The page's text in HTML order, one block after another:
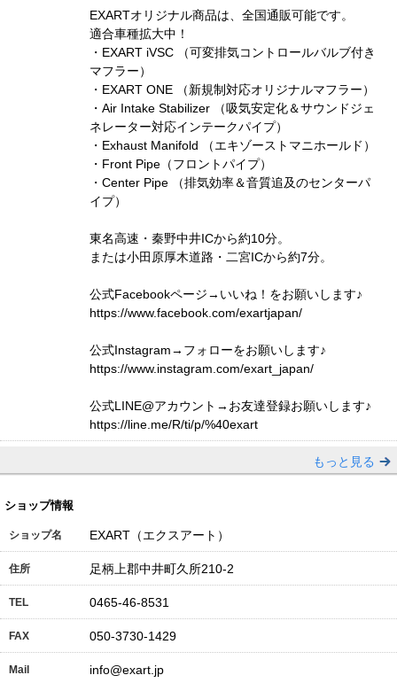
EXARTオリジナル商品は、全国通販可能です。
適合車種拡大中！
・EXART iVSC （可変排気コントロールバルブ付き
マフラー）
・EXART ONE （新規制対応オリジナルマフラー）
・Air Intake Stabilizer （吸気安定化＆サウンドジェ
ネレーター対応インテークパイプ）
・Exhaust Manifold （エキゾーストマニホールド）
・Front Pipe（フロントパイプ）
・Center Pipe （排気効率＆音質追及のセンターパ
イプ）
東名高速・秦野中井ICから約10分。
または小田原厚木道路・二宮ICから約7分。
公式Facebookページ→いいね！をお願いします♪
https://www.facebook.com/exartjapan/
公式Instagram→フォローをお願いします♪
https://www.instagram.com/exart_japan/
公式LINE@アカウント→お友達登録お願いします♪
https://line.me/R/ti/p/%40exart
もっと見る
ショップ情報
ショップ名 EXART（エクスアート）
住所 足柄上郡中井町久所210-2
TEL 0465-46-8531
FAX 050-3730-1429
Mail info@exart.jp